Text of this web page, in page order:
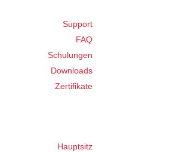
Support
FAQ
Schulungen
Downloads
Zertifikate
Hauptsitz